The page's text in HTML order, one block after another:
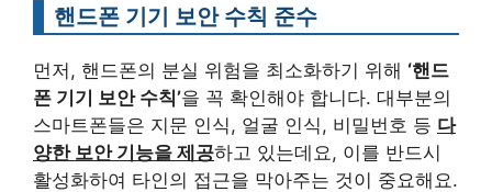
핸드폰 기기 보안 수칙 준수
먼저, 핸드폰의 분실 위험을 최소화하기 위해 ‘핸드
폰 기기 보안 수칙’을 꼭 확인해야 합니다. 대부분의
스마트폰들은 지문 인식, 얼굴 인식, 비밀번호 등 다
양한 보안 기능을 제공하고 있는데요, 이를 반드시
활성화하여 타인의 접근을 막아주는 것이 중요해요.